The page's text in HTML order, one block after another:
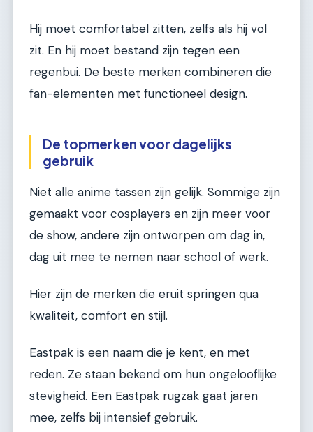
Hij moet comfortabel zitten, zelfs als hij vol
zit. En hij moet bestand zijn tegen een
regenbui. De beste merken combineren die
fan-elementen met functioneel design.
De topmerken voor dagelijks
gebruik
Niet alle anime tassen zijn gelijk. Sommige zijn
gemaakt voor cosplayers en zijn meer voor
de show, andere zijn ontworpen om dag in,
dag uit mee te nemen naar school of werk.
Hier zijn de merken die eruit springen qua
kwaliteit, comfort en stijl.
Eastpak is een naam die je kent, en met
reden. Ze staan bekend om hun ongelooflijke
stevigheid. Een Eastpak rugzak gaat jaren
mee, zelfs bij intensief gebruik.